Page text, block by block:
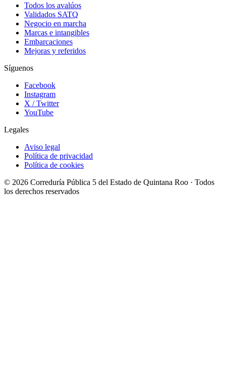
Todos los avalúos
Validados SATQ
Negocio en marcha
Marcas e intangibles
Embarcaciones
Mejoras y referidos
Síguenos
Facebook
Instagram
X / Twitter
YouTube
Legales
Aviso legal
Política de privacidad
Política de cookies
© 2026 Correduría Pública 5 del Estado de Quintana Roo · Todos
los derechos reservados